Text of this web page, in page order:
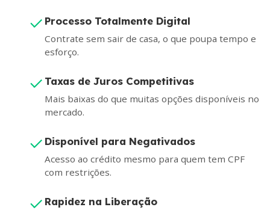
Processo Totalmente Digital
Contrate sem sair de casa, o que poupa tempo e
esforço.
Taxas de Juros Competitivas
Mais baixas do que muitas opções disponíveis no
mercado.
Disponível para Negativados
Acesso ao crédito mesmo para quem tem CPF
com restrições.
Rapidez na Liberação